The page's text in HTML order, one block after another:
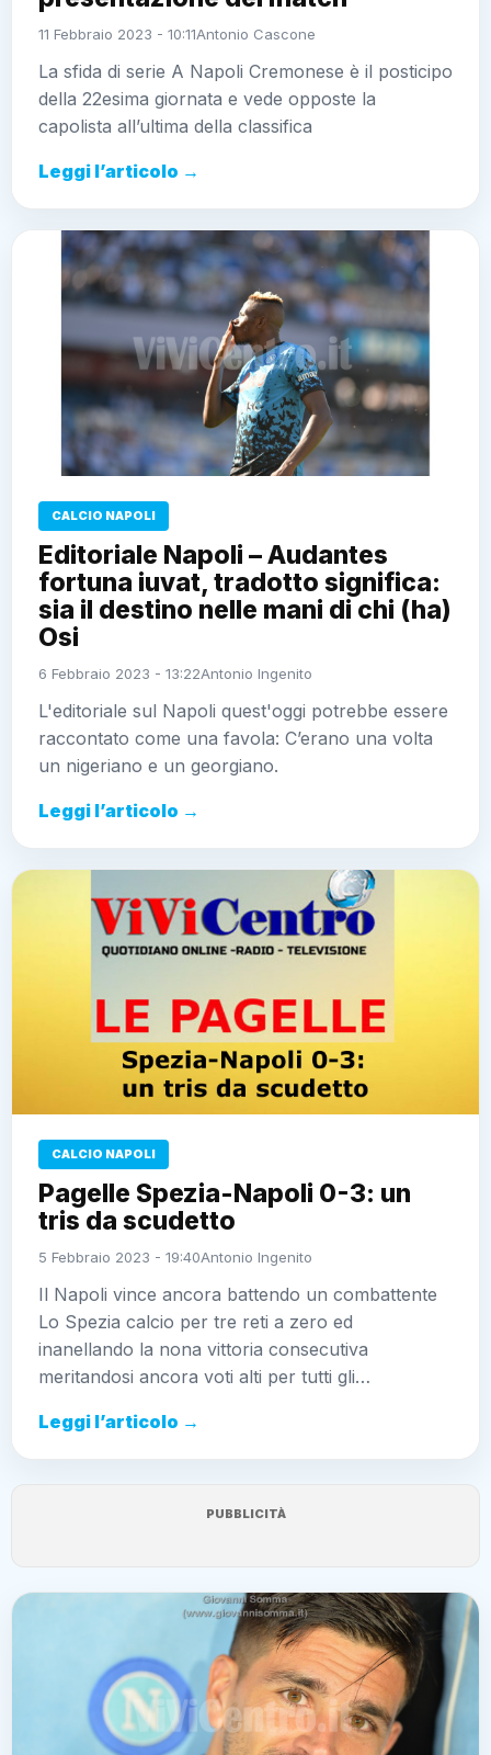
11 Febbraio 2023 - 10:11Antonio Cascone
La sfida di serie A Napoli Cremonese è il posticipo
della 22esima giornata e vede opposte la
capolista all’ultima della classifica
Leggi l’articolo →
CALCIO NAPOLI
Editoriale Napoli – Audantes
fortuna iuvat, tradotto significa:
sia il destino nelle mani di chi (ha)
Osi
6 Febbraio 2023 - 13:22Antonio Ingenito
L'editoriale sul Napoli quest'oggi potrebbe essere
raccontato come una favola: C’erano una volta
un nigeriano e un georgiano.
Leggi l’articolo →
CALCIO NAPOLI
Pagelle Spezia-Napoli 0-3: un
tris da scudetto
5 Febbraio 2023 - 19:40Antonio Ingenito
Il Napoli vince ancora battendo un combattente
Lo Spezia calcio per tre reti a zero ed
inanellando la nona vittoria consecutiva
meritandosi ancora voti alti per tutti gli…
Leggi l’articolo →
PUBBLICITÀ